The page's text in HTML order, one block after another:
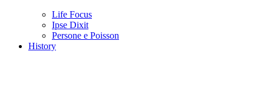
Life Focus
Ipse Dixit
Persone e Poisson
History